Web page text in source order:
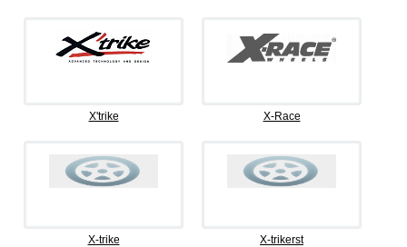
X'trike X-Race
X-trike X-trikerst